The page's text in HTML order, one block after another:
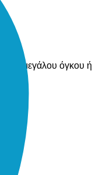
μεγάλου όγκου ή